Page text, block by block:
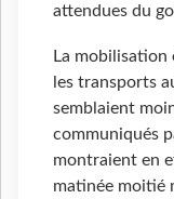
attendues du
La
les transports
semblaient
communiqués
montraient en
matinée moitié